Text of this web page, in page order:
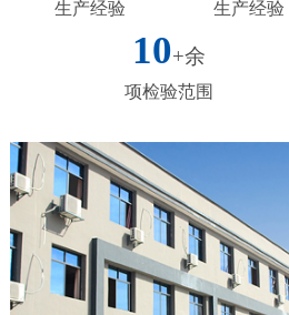
生产经验 生产经验
10+余
项检验范围